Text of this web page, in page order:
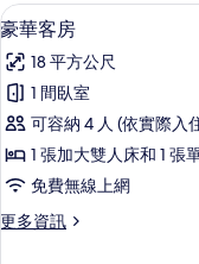
的
情
顯
示
豪
華
客
房
所
8
豪華客房
18 平方公尺
1 間臥室
可容納 4 人 (依實際入
1 張加大雙人床和 1 張
免費無線上網
更多資訊
更